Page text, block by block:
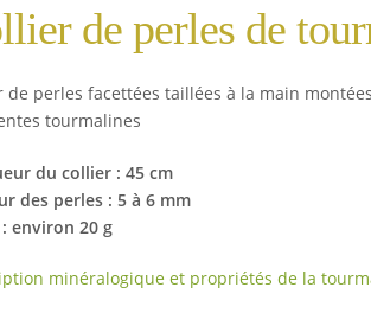
de perles de
de perles facettées taillées à la main
tourmalines
du collier : 45 cm
des perles : 5 à 6 mm
environ 20 g
minéralogique et propriétés de la